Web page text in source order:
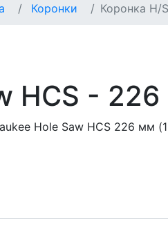
Коронки Коронка H/
HCS -
Hole Saw HCS 226 мм